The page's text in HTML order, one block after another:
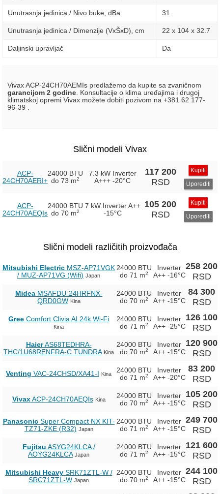
Unutrasnja jedinica / Nivo buke, dBa 31
Unutrasnja jedinica / Dimenzije (VxŠxD), сm 22 x 104 x 32.7
Daljinski upravljač Da
Vivax ACP-24CH70AEMIs predlažemo da kupite sa zvaničnom
garancijom 2 godine. Konsultacije o klima uređajima i drugoj
klimatskoj opremi Vivax možete dobiti pozivom na +381 62 177-
96-39 .
Slični modeli Vivax
ACP-
24CH70AERI+
24000 BTU
do 73 m2
7.3 kW Inverter
A+++ -20°C
117 200
RSD
Kupiti
Uporediti
ACP-
24CH70AEQIs
24000 BTU
do 70 m2
7 kW Inverter A++
-15°C
105 200
RSD
Kupiti
Uporediti
Slični modeli različitih proizvođača
Mitsubishi Electric MSZ-AP71VGK
/ MUZ-AP71VG (Wifi) Japan
24000 BTU
do 71 m2
Inverter
A++ -16°C
258 200
RSD
MideaMSAFDU-24HRFNX-
QRD0GW Kina
24000 BTU
do 70 m2
Inverter
A++ -15°C
84 300
RSD
Gree Comfort Clivia AI 24k Wi-Fi
Kina
24000 BTU
do 71 m2
Inverter
A++ -25°C
126 100
RSD
HaierAS68TEDHRA-
THC/1U68RENFRA-C TUNDRA Kina
24000 BTU
do 70 m2
Inverter
A++ -15°C
120 900
RSD
Venting VAC-24CHSD/XA41-I Kina
24000 BTU
do 71 m2
Inverter
A++ -20°C
83 200
RSD
VivaxACP-24CH70AEQIs Kina
24000 BTU
do 70 m2
Inverter
A++ -15°C
105 200
RSD
PanasonicSuper Compact NX KIT-
TZ71-ZKE (R32) Japan
24000 BTU
do 71 m2
Inverter
A++ -15°C
249 700
RSD
Fujitsu ASYG24KLCA /
AOYG24KLCA Japan
24000 BTU
do 71 m2
Inverter
A++ -15°C
121 600
RSD
Mitsubishi HeavySRK71ZTL-W /
SRC71ZTL-W Japan
24000 BTU
do 70 m2
Inverter
A++ -15°C
244 100
RSD